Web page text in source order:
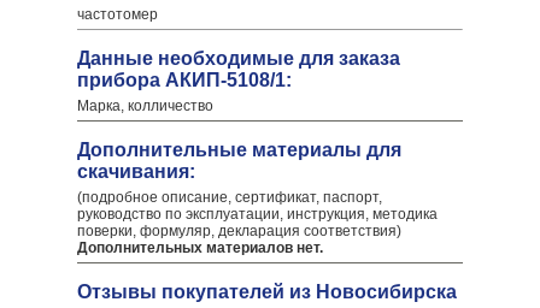
частотомер
Данные необходимые для заказа
прибора АКИП-5108/1:
Марка, колличество
Дополнительные материалы для
скачивания:
(подробное описание, сертификат, паспорт,
руководство по эксплуатации, инструкция, методика
поверки, формуляр, декларация соответствия)
Дополнительных материалов нет.
Отзывы покупателей из Новосибирска